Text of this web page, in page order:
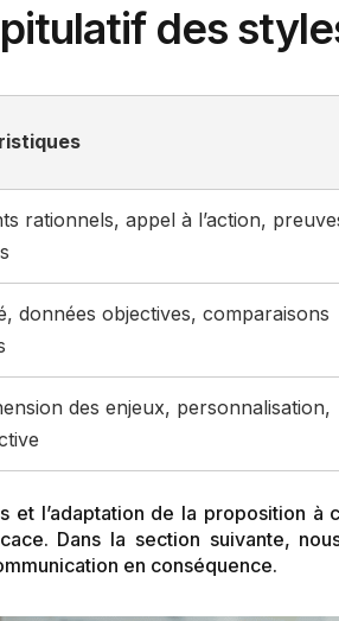
des
rationnels, appel à l’action,
données objectives, comparaisons
des enjeux, personnalisation,
et l’adaptation de la proposition à
Dans la section suivante,
en conséquence.